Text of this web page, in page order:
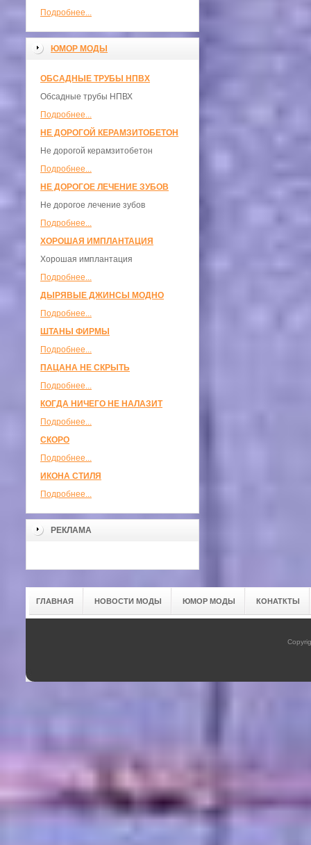
Подробнее...
ЮМОР МОДЫ
ОБСАДНЫЕ ТРУБЫ НПВХ
Обсадные трубы НПВХ
Подробнее...
НЕ ДОРОГОЙ КЕРАМЗИТОБЕТОН
Не дорогой керамзитобетон
Подробнее...
НЕ ДОРОГОЕ ЛЕЧЕНИЕ ЗУБОВ
Не дорогое лечение зубов
Подробнее...
ХОРОШАЯ ИМПЛАНТАЦИЯ
Хорошая имплантация
Подробнее...
ДЫРЯВЫЕ ДЖИНСЫ МОДНО
Подробнее...
ШТАНЫ ФИРМЫ
Подробнее...
ПАЦАНА НЕ СКРЫТЬ
Подробнее...
КОГДА НИЧЕГО НЕ НАЛАЗИТ
Подробнее...
СКОРО
Подробнее...
ИКОНА СТИЛЯ
Подробнее...
РЕКЛАМА
ГЛАВНАЯ НОВОСТИ МОДЫ ЮМОР МОДЫ КОНАТКТЫ